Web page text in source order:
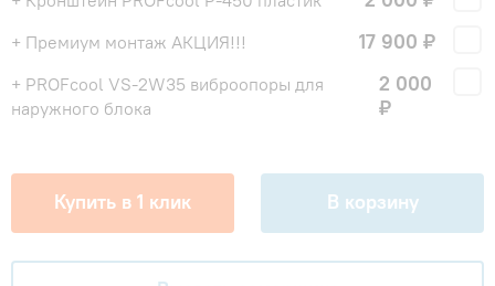
+ Премиум монтаж АКЦИЯ!!! 17 900 ₽
+ PROFcool VS-2W35 виброопоры для
наружного блока
2 000
₽
Купить в 1 клик В корзину